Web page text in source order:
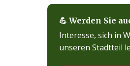
💪 Werden Sie
Interesse, sich in
unseren Stadtteil